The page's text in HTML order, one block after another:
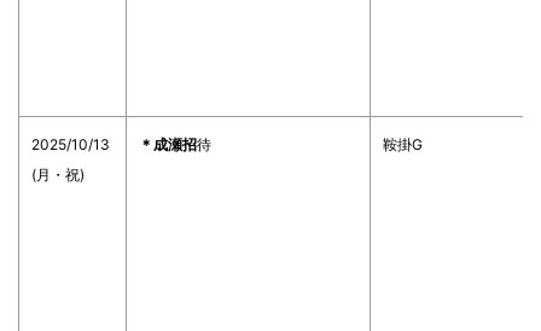
2025/10/13
(月・祝)
＊成瀬招待 鞍掛G